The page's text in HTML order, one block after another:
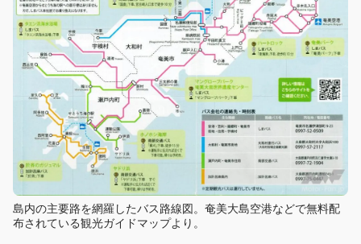
島内の主要路を網羅したバス路線図。奄美大島空港などで無料配
布されている観光ガイドマップより。